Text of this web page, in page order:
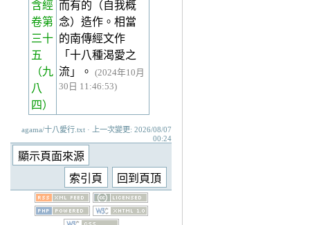
含經
卷第
三十
五
（九
八
四）
而有的（自我概
念）造作。相當
的南傳經文作
「十八種渴愛之
流」。
(2024年10月
30日 11:46:53)
agama/十八愛行.txt · 上一次變更: 2026/08/07
00:24